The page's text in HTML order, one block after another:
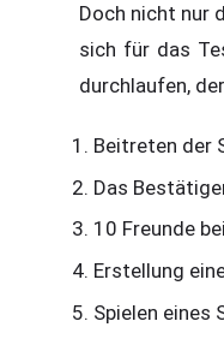
Doch nicht nur
sich für das
durchlaufen,
Beitreten der
Das
10 Freunde
Erstellung
Spielen eines